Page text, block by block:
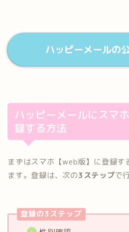
ハッピーメールの
ハッピーメールにスマ
録する方法
まずはスマホ【web版】に登録す
ます。登録は、次の3ステップで
登録の3ステップ